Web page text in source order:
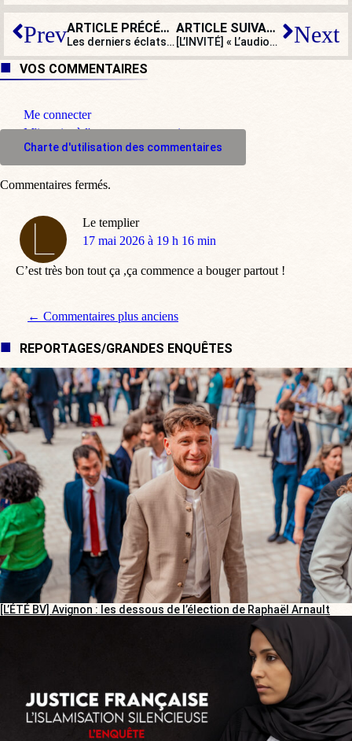
Prev ARTICLE PRÉCÉDENT
Les derniers éclats du baroque lyonnais sont à sauver
ARTICLE SUIVANT
[L’INVITÉ] « L’audiovisuel public a été privatisé par une caste » Next
VOS COMMENTAIRES
Me connecter
M'inscrire à l'espace commentaire
Charte d'utilisation des commentaires
Le templier
dit
17 mai 2026 à 19 h 16 min
C’est très bon tout ça ,ça commence a bouger partout !
Navigation de commentaire
← Commentaires plus anciens
Commentaires fermés.
REPORTAGES/GRANDES ENQUÊTES
[L’ÉTÉ BV] Avignon : les dessous de l’élection de Raphaël Arnault